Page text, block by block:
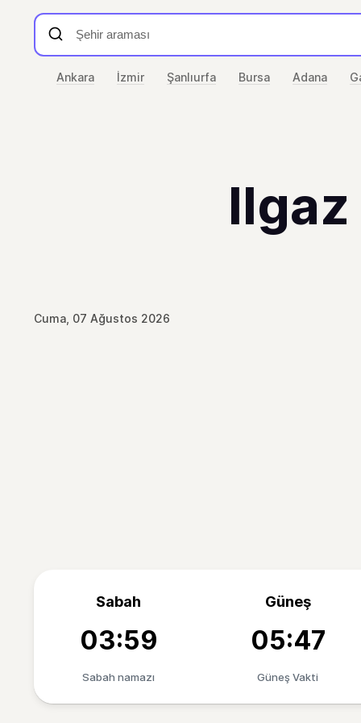
Ankara İzmir Şanlıurfa Bursa Adana
Cuma, 07 Ağustos 2026
Sabah
03:59
Sabah namazı
Güneş
05:47
Güneş Vakti